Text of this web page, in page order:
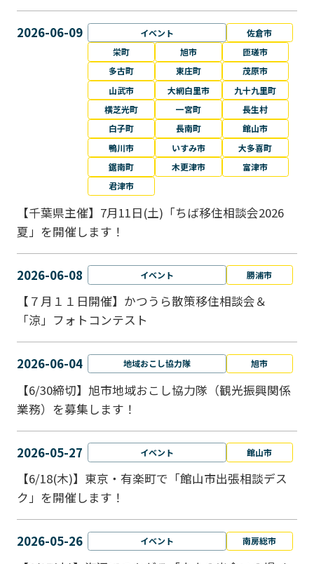
2026-06-09 イベント
佐倉市
栄町
旭市
匝瑳市
多古町
東庄町
茂原市
山武市
大網白里市
九十九里町
横芝光町
一宮町
長生村
白子町
長南町
館山市
鴨川市
いすみ市
大多喜町
鋸南町
木更津市
富津市
君津市
【千葉県主催】7月11日(土)「ちば移住相談会2026
夏」を開催します！
2026-06-08 イベント 勝浦市
【７月１１日開催】かつうら散策移住相談会＆
「涼」フォトコンテスト
2026-06-04 地域おこし協力隊 旭市
【6/30締切】旭市地域おこし協力隊（観光振興関係
業務）を募集します！
2026-05-27 イベント 館山市
【6/18(木)】東京・有楽町で「館山市出張相談デス
ク」を開催します！
2026-05-26 イベント 南房総市